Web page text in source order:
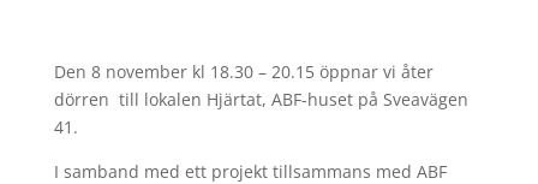
Den 8 november kl 18.30 – 20.15 öppnar vi åter
dörren till lokalen Hjärtat, ABF-huset på Sveavägen
41.
I samband med ett projekt tillsammans med ABF